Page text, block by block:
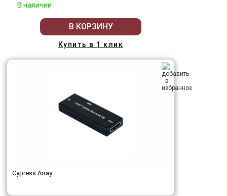
В наличии
В КОРЗИНУ
Купить в 1 клик
Cypress Array